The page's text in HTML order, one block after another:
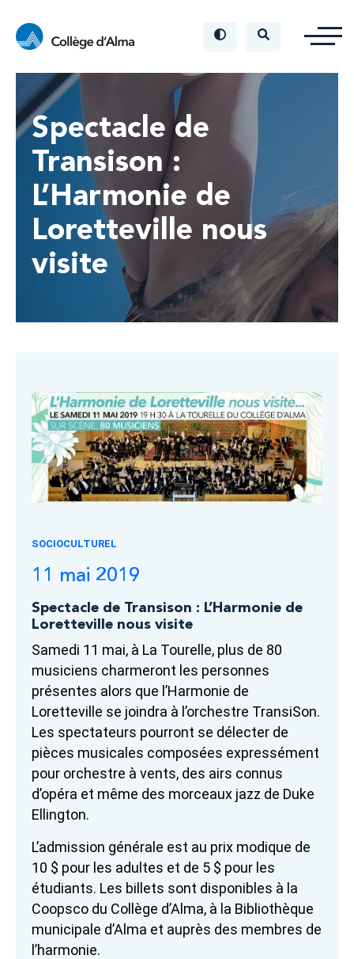
Spectacle de
Transison :
L’Harmonie de
Loretteville nous
visite
SOCIOCULTUREL
11 mai 2019
Spectacle de Transison : L’Harmonie de
Loretteville nous visite
Samedi 11 mai, à La Tourelle, plus de 80
musiciens charmeront les personnes
présentes alors que l’Harmonie de
Loretteville se joindra à l’orchestre TransiSon.
Les spectateurs pourront se délecter de
pièces musicales composées expressément
pour orchestre à vents, des airs connus
d’opéra et même des morceaux jazz de Duke
Ellington.
L’admission générale est au prix modique de
10 $ pour les adultes et de 5 $ pour les
étudiants. Les billets sont disponibles à la
Coopsco du Collège d’Alma, à la Bibliothèque
municipale d’Alma et auprès des membres de
l’harmonie.